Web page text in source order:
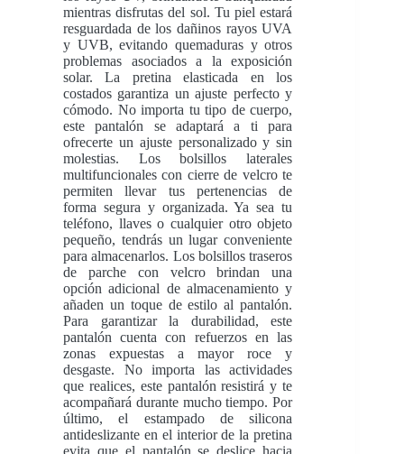
mientras disfrutas del sol. Tu piel estará
resguardada de los dañinos rayos UVA
y UVB, evitando quemaduras y otros
problemas asociados a la exposición
solar. La pretina elasticada en los
costados garantiza un ajuste perfecto y
cómodo. No importa tu tipo de cuerpo,
este pantalón se adaptará a ti para
ofrecerte un ajuste personalizado y sin
molestias. Los bolsillos laterales
multifuncionales con cierre de velcro te
permiten llevar tus pertenencias de
forma segura y organizada. Ya sea tu
teléfono, llaves o cualquier otro objeto
pequeño, tendrás un lugar conveniente
para almacenarlos. Los bolsillos traseros
de parche con velcro brindan una
opción adicional de almacenamiento y
añaden un toque de estilo al pantalón.
Para garantizar la durabilidad, este
pantalón cuenta con refuerzos en las
zonas expuestas a mayor roce y
desgaste. No importa las actividades
que realices, este pantalón resistirá y te
acompañará durante mucho tiempo. Por
último, el estampado de silicona
antideslizante en el interior de la pretina